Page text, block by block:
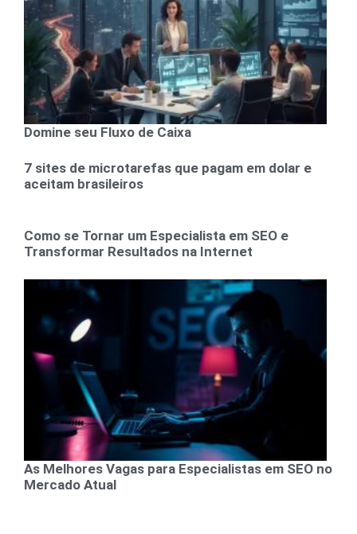
Domine seu Fluxo de Caixa
7 sites de microtarefas que pagam em dolar e
aceitam brasileiros
Como se Tornar um Especialista em SEO e
Transformar Resultados na Internet
As Melhores Vagas para Especialistas em SEO no
Mercado Atual